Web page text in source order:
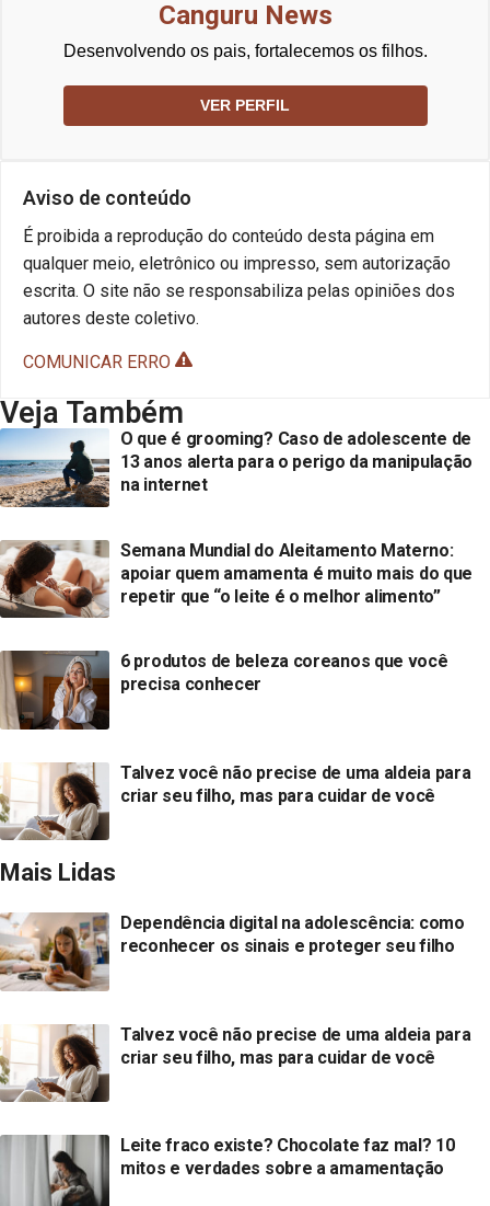
Canguru News
Desenvolvendo os pais, fortalecemos os filhos.
VER PERFIL
Aviso de conteúdo
É proibida a reprodução do conteúdo desta página em
qualquer meio, eletrônico ou impresso, sem autorização
escrita. O site não se responsabiliza pelas opiniões dos
autores deste coletivo.
COMUNICAR ERRO
Veja Também
O que é grooming? Caso de adolescente de
13 anos alerta para o perigo da manipulação
na internet
Semana Mundial do Aleitamento Materno:
apoiar quem amamenta é muito mais do que
repetir que “o leite é o melhor alimento”
6 produtos de beleza coreanos que você
precisa conhecer
Talvez você não precise de uma aldeia para
criar seu filho, mas para cuidar de você
Mais Lidas
Dependência digital na adolescência: como
reconhecer os sinais e proteger seu filho
Talvez você não precise de uma aldeia para
criar seu filho, mas para cuidar de você
Leite fraco existe? Chocolate faz mal? 10
mitos e verdades sobre a amamentação